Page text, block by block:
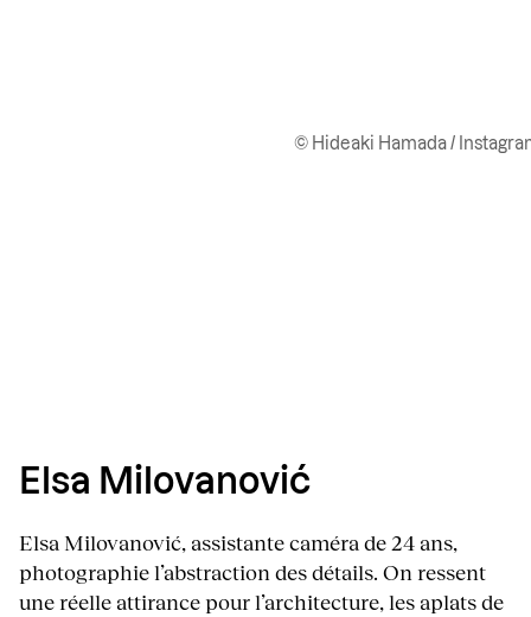
© Hideaki Hamada /
Elsa Milovanović
Elsa Milovanović, assistante caméra de 24 ans,
photographie l’abstraction des détails. On ressent
une réelle attirance pour l’architecture, les aplats de